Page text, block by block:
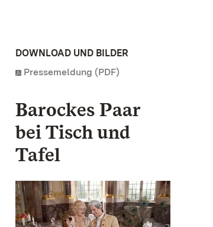
DOWNLOAD UND BILDER
Pressemeldung (PDF)
Barockes Paar
bei Tisch und
Tafel